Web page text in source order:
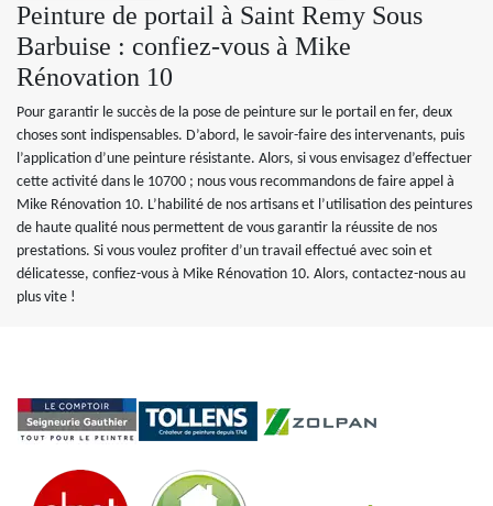
Peinture de portail à Saint Remy Sous
Barbuise : confiez-vous à Mike
Rénovation 10
Pour garantir le succès de la pose de peinture sur le portail en fer, deux
choses sont indispensables. D’abord, le savoir-faire des intervenants, puis
l’application d’une peinture résistante. Alors, si vous envisagez d’effectuer
cette activité dans le 10700 ; nous vous recommandons de faire appel à
Mike Rénovation 10. L’habilité de nos artisans et l’utilisation des peintures
de haute qualité nous permettent de vous garantir la réussite de nos
prestations. Si vous voulez profiter d’un travail effectué avec soin et
délicatesse, confiez-vous à Mike Rénovation 10. Alors, contactez-nous au
plus vite !